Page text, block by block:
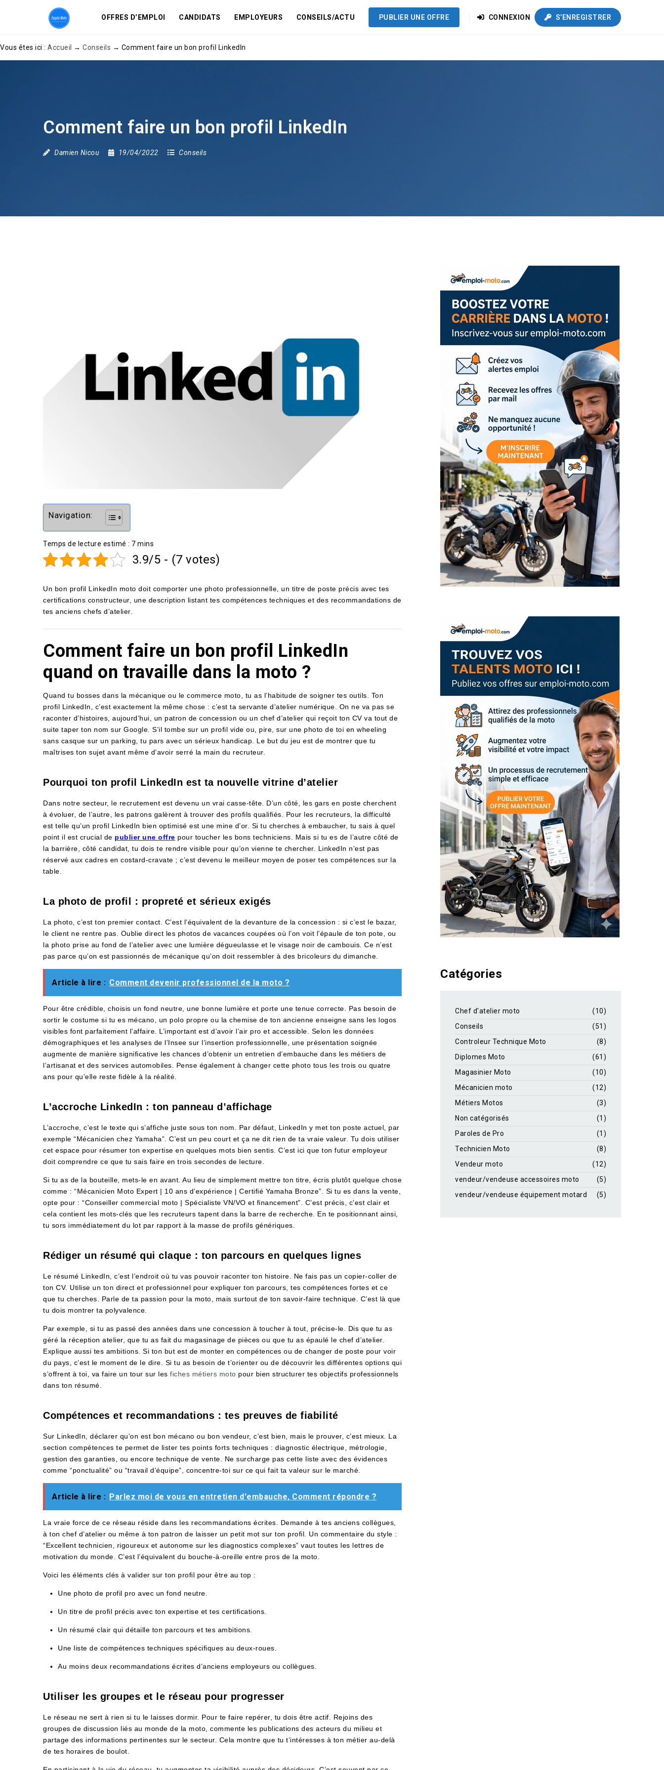
OFFRES D’EMPLOI CANDIDATS EMPLOYEURS CONSEILS/ACTU PUBLIER UNE OFFRE CONNEXION S’ENREGISTRER
Vous êtes ici : Accueil → Conseils → Comment faire un bon profil LinkedIn
Comment faire un bon profil LinkedIn
Damien Nicou 19/04/2022 Conseils
Catégories
Chef d'atelier moto
(10)
Conseils
(51)
Controleur Technique Moto
(8)
Diplomes Moto
(61)
Magasinier Moto
(10)
Mécanicien moto
(12)
Métiers Motos
(3)
Non catégorisés
(1)
Paroles de Pro
(1)
Technicien Moto
(8)
Vendeur moto
(12)
vendeur/vendeuse accessoires moto
(5)
vendeur/vendeuse équipement motard
(5)
Navigation:
3.9/5 - (7 votes)
Un bon profil LinkedIn moto doit comporter une photo professionnelle, un titre de poste précis avec tes
certifications constructeur, une description listant tes compétences techniques et des recommandations de
tes anciens chefs d’atelier.
Comment faire un bon profil LinkedIn
quand on travaille dans la moto ?
Quand tu bosses dans la mécanique ou le commerce moto, tu as l’habitude de soigner tes outils. Ton
profil LinkedIn, c’est exactement la même chose : c’est ta servante d’atelier numérique. On ne va pas se
raconter d’histoires, aujourd’hui, un patron de concession ou un chef d’atelier qui reçoit ton CV va tout de
suite taper ton nom sur Google. S’il tombe sur un profil vide ou, pire, sur une photo de toi en wheeling
sans casque sur un parking, tu pars avec un sérieux handicap. Le but du jeu est de montrer que tu
maîtrises ton sujet avant même d’avoir serré la main du recruteur.
Pourquoi ton profil LinkedIn est ta nouvelle vitrine d’atelier
Dans notre secteur, le recrutement est devenu un vrai casse-tête. D’un côté, les gars en poste cherchent
à évoluer, de l’autre, les patrons galèrent à trouver des profils qualifiés. Pour les recruteurs, la difficulté
est telle qu’un profil LinkedIn bien optimisé est une mine d’or. Si tu cherches à embaucher, tu sais à quel
point il est crucial de publier une offre pour toucher les bons techniciens. Mais si tu es de l’autre côté de
la barrière, côté candidat, tu dois te rendre visible pour qu’on vienne te chercher. LinkedIn n’est pas
réservé aux cadres en costard-cravate ; c’est devenu le meilleur moyen de poser tes compétences sur la
table.
La photo de profil : propreté et sérieux exigés
La photo, c’est ton premier contact. C’est l’équivalent de la devanture de la concession : si c’est le bazar,
le client ne rentre pas. Oublie direct les photos de vacances coupées où l’on voit l’épaule de ton pote, ou
la photo prise au fond de l’atelier avec une lumière dégueulasse et le visage noir de cambouis. Ce n’est
pas parce qu’on est passionnés de mécanique qu’on doit ressembler à des bricoleurs du dimanche.
Article à lire : Comment devenir professionnel de la moto ?
Pour être crédible, choisis un fond neutre, une bonne lumière et porte une tenue correcte. Pas besoin de
sortir le costume si tu es mécano, un polo propre ou la chemise de ton ancienne enseigne sans les logos
visibles font parfaitement l’affaire. L’important est d’avoir l’air pro et accessible. Selon les données
démographiques et les analyses de l’Insee sur l’insertion professionnelle, une présentation soignée
augmente de manière significative les chances d’obtenir un entretien d’embauche dans les métiers de
l’artisanat et des services automobiles. Pense également à changer cette photo tous les trois ou quatre
ans pour qu’elle reste fidèle à la réalité.
L’accroche LinkedIn : ton panneau d’affichage
L’accroche, c’est le texte qui s’affiche juste sous ton nom. Par défaut, LinkedIn y met ton poste actuel, par
exemple “Mécanicien chez Yamaha”. C’est un peu court et ça ne dit rien de ta vraie valeur. Tu dois utiliser
cet espace pour résumer ton expertise en quelques mots bien sentis. C’est ici que ton futur employeur
doit comprendre ce que tu sais faire en trois secondes de lecture.
Si tu as de la bouteille, mets-le en avant. Au lieu de simplement mettre ton titre, écris plutôt quelque chose
comme : “Mécanicien Moto Expert | 10 ans d’expérience | Certifié Yamaha Bronze”. Si tu es dans la vente,
opte pour : “Conseiller commercial moto | Spécialiste VN/VO et financement”. C’est précis, c’est clair et
cela contient les mots-clés que les recruteurs tapent dans la barre de recherche. En te positionnant ainsi,
tu sors immédiatement du lot par rapport à la masse de profils génériques.
Rédiger un résumé qui claque : ton parcours en quelques lignes
Le résumé LinkedIn, c’est l’endroit où tu vas pouvoir raconter ton histoire. Ne fais pas un copier-coller de
ton CV. Utilise un ton direct et professionnel pour expliquer ton parcours, tes compétences fortes et ce
que tu cherches. Parle de ta passion pour la moto, mais surtout de ton savoir-faire technique. C’est là que
tu dois montrer ta polyvalence.
Par exemple, si tu as passé des années dans une concession à toucher à tout, précise-le. Dis que tu as
géré la réception atelier, que tu as fait du magasinage de pièces ou que tu as épaulé le chef d’atelier.
Explique aussi tes ambitions. Si ton but est de monter en compétences ou de changer de poste pour voir
du pays, c’est le moment de le dire. Si tu as besoin de t’orienter ou de découvrir les différentes options qui
s’offrent à toi, va faire un tour sur les fiches métiers moto pour bien structurer tes objectifs professionnels
dans ton résumé.
Compétences et recommandations : tes preuves de fiabilité
Sur LinkedIn, déclarer qu’on est bon mécano ou bon vendeur, c’est bien, mais le prouver, c’est mieux. La
section compétences te permet de lister tes points forts techniques : diagnostic électrique, métrologie,
gestion des garanties, ou encore technique de vente. Ne surcharge pas cette liste avec des évidences
comme “ponctualité” ou “travail d’équipe”, concentre-toi sur ce qui fait ta valeur sur le marché.
Article à lire : Parlez moi de vous en entretien d'embauche, Comment répondre ?
La vraie force de ce réseau réside dans les recommandations écrites. Demande à tes anciens collègues,
à ton chef d’atelier ou même à ton patron de laisser un petit mot sur ton profil. Un commentaire du style :
“Excellent technicien, rigoureux et autonome sur les diagnostics complexes” vaut toutes les lettres de
motivation du monde. C’est l’équivalent du bouche-à-oreille entre pros de la moto.
Voici les éléments clés à valider sur ton profil pour être au top :
Une photo de profil pro avec un fond neutre.
Un titre de profil précis avec ton expertise et tes certifications.
Un résumé clair qui détaille ton parcours et tes ambitions.
Une liste de compétences techniques spécifiques au deux-roues.
Au moins deux recommandations écrites d’anciens employeurs ou collègues.
Utiliser les groupes et le réseau pour progresser
Le réseau ne sert à rien si tu le laisses dormir. Pour te faire repérer, tu dois être actif. Rejoins des
groupes de discussion liés au monde de la moto, commente les publications des acteurs du milieu et
partage des informations pertinentes sur le secteur. Cela montre que tu t’intéresses à ton métier au-delà
de tes horaires de boulot.